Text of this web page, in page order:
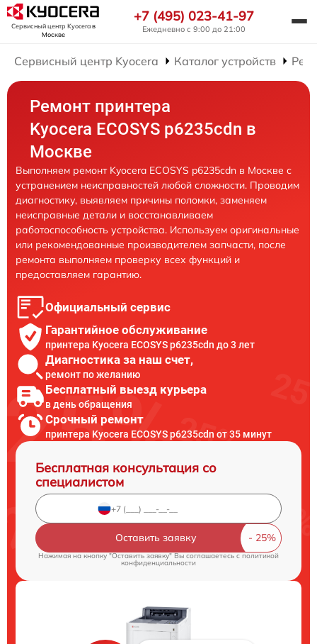
Сервисный центр Kyoceraв
Москве
+7 (495) 023-41-97
Ежедневно с 9:00 до 21:00
Сервисный центр Kyocera Каталог устройств
Ремонт принтера
Kyocera ECOSYS p6235cdn в
Москве
Выполняем ремонт Kyocera ECOSYS p6235cdn в Москве с
устранением неисправностей любой сложности. Проводим
диагностику, выявляем причины поломки, заменяем
неисправные детали и восстанавливаем
работоспособность устройства. Используем оригинальные
или рекомендованные производителем запчасти, после
ремонта выполняем проверку всех функций и
предоставляем гарантию.
Официальный сервис
Гарантийное обслуживание
принтера Kyocera ECOSYS p6235cdn до 3 лет
Диагностика за наш счет,
ремонт по желанию
Бесплатный выезд курьера
в день обращения
Срочный ремонт
принтера Kyocera ECOSYS p6235cdn от 35 минут
Бесплатная консультация со
специалистом
Оставить заявку
Нажимая на кнопку "Оставить заявку" Вы соглашаетесь c политикой
конфиденциальности